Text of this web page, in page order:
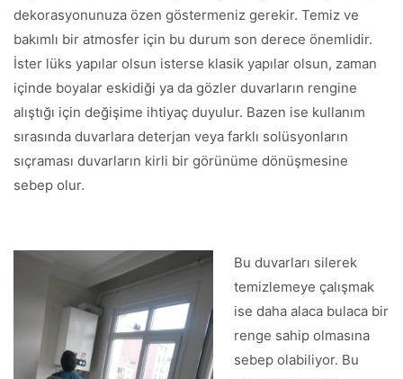
dekorasyonunuza özen göstermeniz gerekir. Temiz ve
bakımlı bir atmosfer için bu durum son derece önemlidir.
İster lüks yapılar olsun isterse klasik yapılar olsun, zaman
içinde boyalar eskidiği ya da gözler duvarların rengine
alıştığı için değişime ihtiyaç duyulur. Bazen ise kullanım
sırasında duvarlara deterjan veya farklı solüsyonların
sıçraması duvarların kirli bir görünüme dönüşmesine
sebep olur.
Bu duvarları silerek
temizlemeye çalışmak
ise daha alaca bulaca bir
renge sahip olmasına
sebep olabiliyor. Bu